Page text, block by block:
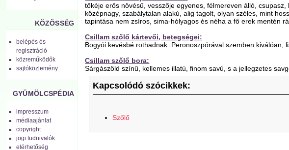
KÖZÖSSÉG
belépés és
regisztráció
közreműködők
sajtóközlemény
GYÜMÖLCSPÉDIA
impresszum
médiaajánlat
copyright
jogi tudnivalók
elérhetőség
tőkéje erős növésű, vesszője egyenes, félmereven álló,
középnagy, szabálytalan alakú, alig tagolt, olyan széles, mint
tapintása nem zsíros, sima-hólyagos és néha a fő erek mentén
Csillam szőlő kártevői, betegségei:
Bogyói kevésbé rothadnak. Peronoszpórával szemben kiválóan,
Csillam szőlő bora:
Sárgászöld színű, kellemes illatú, finom savú, s a jellegzetes
Kapcsolódó szócikkek:
Szőlő